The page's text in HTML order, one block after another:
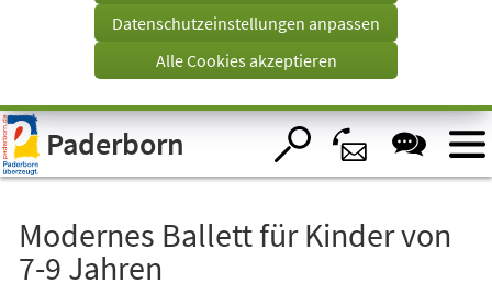
Visuelle
Assistenzsoftware
öffnen.
Tab)
Datenschutzeinstellungen anpassen
Alle Cookies akzeptieren
Paderborn
Modernes Ballett für Kinder von
7-9 Jahren